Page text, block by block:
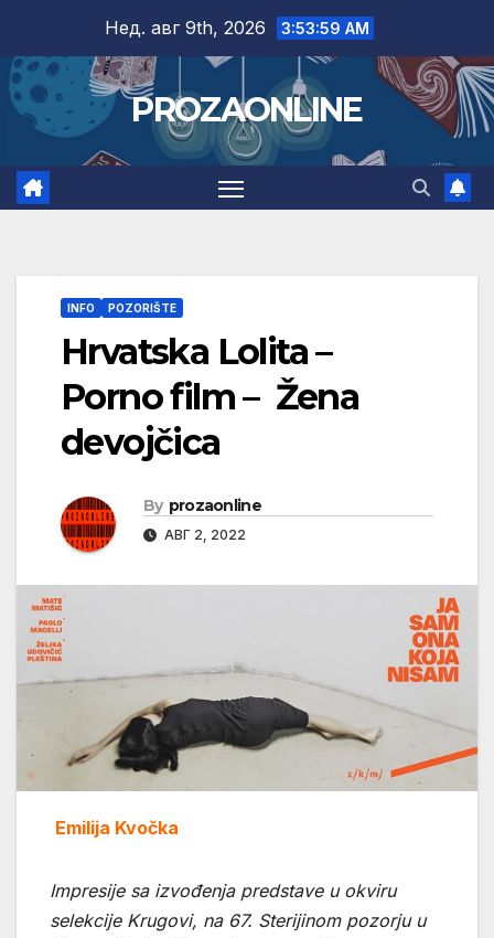
content
Нед. авг 9th, 2026 3:54:00 AM
PROZAONLINE
INFO POZORIŠTE
Hrvatska Lolita –
Porno film – Žena
devojčica
By prozaonline
АВГ 2, 2022
Emilija Kvočka
Impresije sa izvođenja predstave u okviru
selekcije Krugovi, na 67. Sterijinom pozorju u